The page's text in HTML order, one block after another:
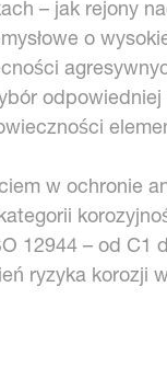
– jak rejony
o
odpowiedniej
w ochronie
12944 – od C1
ryzyka korozji